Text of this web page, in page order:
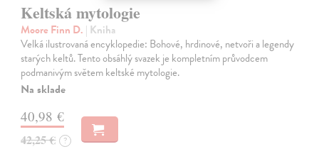
Keltská mytologie
Moore Finn D. | Kniha
Velká ilustrovaná encyklopedie: Bohové, hrdinové, netvoři a legendy
starých keltů. Tento obsáhlý svazek je kompletním průvodcem
podmanivým světem keltské mytologie.
Na sklade
40,98 €
42,25 € ?